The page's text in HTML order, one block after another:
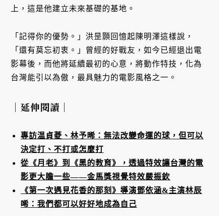
上，這是他建立未來基礎的基地。
「記得你的優勢。」洪昰顥回憶起陳明澤這樣說，
「還有莫忘初衷。」曾經的好戰友，如今已經退出電
影幕後，而他將延續最初的心意，將動作特技，化為
台灣能引以為傲，最具魅力的電影風格之一。
｜延伸閱讀｜
專訪温貞菱、林予晞：無法改變命運的球，但可以
決定打、不打或怎麼打
從《月老》到《黑的教育》，透過特效讓台灣的電
影更大膽一些——金馬獎視覺特效嚴振欽
《第一次遇見花香的那刻》導演鄧依涵&主演林辰
唏：我們都可以好好地成為自己